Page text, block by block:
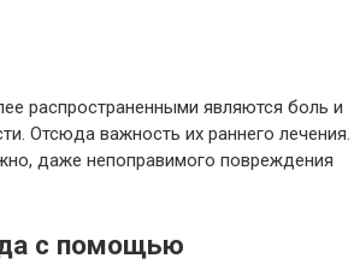
распространенными являются боль и
Отсюда важность их раннего лечения.
даже непоправимого повреждения
с помощью